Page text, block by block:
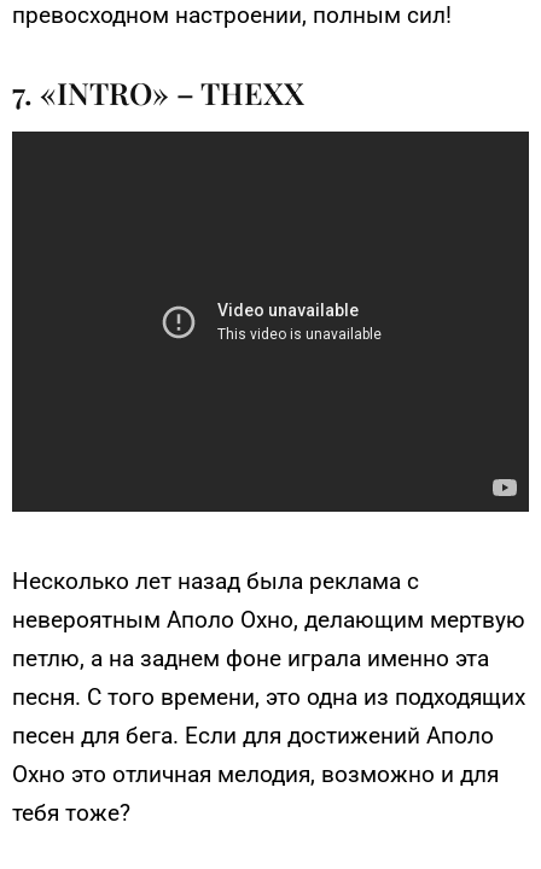
превосходном настроении, полным сил!
7. «INTRO» – THEXX
Несколько лет назад была реклама с
невероятным Аполо Охно, делающим мертвую
петлю, а на заднем фоне играла именно эта
песня. С того времени, это одна из подходящих
песен для бега. Если для достижений Аполо
Охно это отличная мелодия, возможно и для
тебя тоже?